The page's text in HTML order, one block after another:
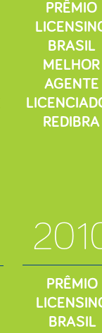
PRÊMIO
BRASIL
MELHOR
AGENTE
REDIBRA
PRÊMIO
BRASIL